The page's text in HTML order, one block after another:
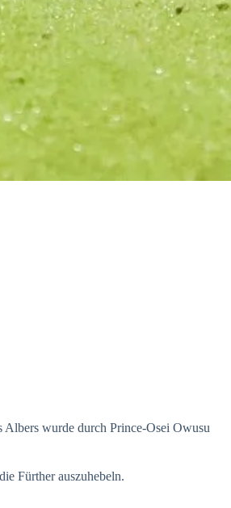
Albers wurde durch Prince-Osei Owusu
Fürther auszuhebeln.